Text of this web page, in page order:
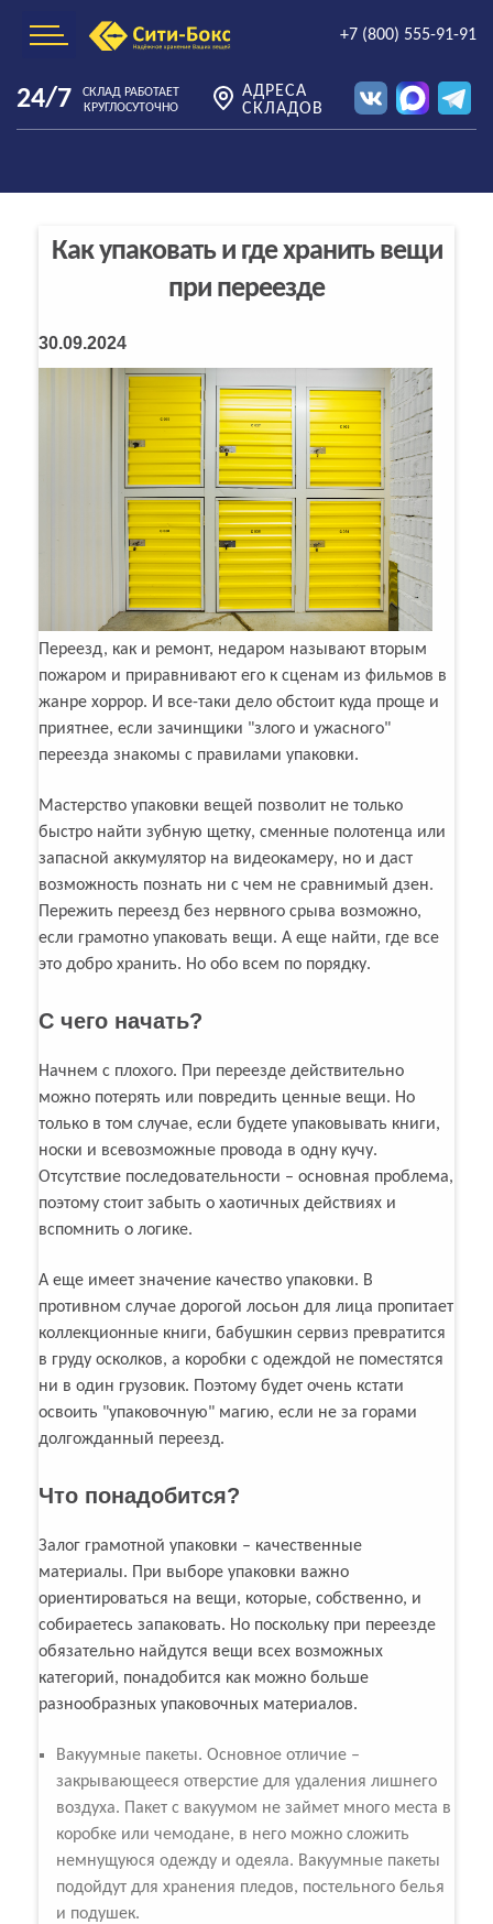
+7 (800) 555-91-91
24/7
СКЛАД РАБОТАЕТ
КРУГЛОСУТОЧНО
АДРЕСА
СКЛАДОВ
Как упаковать и где хранить вещи
при переезде
30.09.2024
Переезд, как и ремонт, недаром называют вторым
пожаром и приравнивают его к сценам из фильмов в
жанре хоррор. И все-таки дело обстоит куда проще и
приятнее, если зачинщики "злого и ужасного"
переезда знакомы с правилами упаковки.
Мастерство упаковки вещей позволит не только
быстро найти зубную щетку, сменные полотенца или
запасной аккумулятор на видеокамеру, но и даст
возможность познать ни с чем не сравнимый дзен.
Пережить переезд без нервного срыва возможно,
если грамотно упаковать вещи. А еще найти, где все
это добро хранить. Но обо всем по порядку.
С чего начать?
Начнем с плохого. При переезде действительно
можно потерять или повредить ценные вещи. Но
только в том случае, если будете упаковывать книги,
носки и всевозможные провода в одну кучу.
Отсутствие последовательности – основная проблема,
поэтому стоит забыть о хаотичных действиях и
вспомнить о логике.
А еще имеет значение качество упаковки. В
противном случае дорогой лосьон для лица пропитает
коллекционные книги, бабушкин сервиз превратится
в груду осколков, а коробки с одеждой не поместятся
ни в один грузовик. Поэтому будет очень кстати
освоить "упаковочную" магию, если не за горами
долгожданный переезд.
Что понадобится?
Залог грамотной упаковки – качественные
материалы. При выборе упаковки важно
ориентироваться на вещи, которые, собственно, и
собираетесь запаковать. Но поскольку при переезде
обязательно найдутся вещи всех возможных
категорий, понадобится как можно больше
разнообразных упаковочных материалов.
Вакуумные пакеты. Основное отличие –
закрывающееся отверстие для удаления лишнего
воздуха. Пакет с вакуумом не займет много места в
коробке или чемодане, в него можно сложить
немнущуюся одежду и одеяла. Вакуумные пакеты
подойдут для хранения пледов, постельного белья
и подушек.